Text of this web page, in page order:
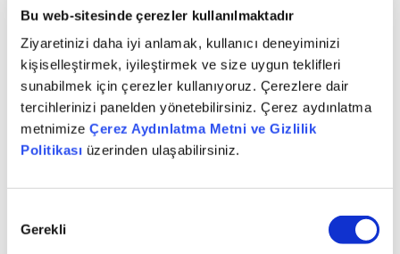
Bu web-sitesinde çerezler kullanılmaktadır
Ziyaretinizi daha iyi anlamak, kullanıcı deneyiminizi
kişiselleştirmek, iyileştirmek ve size uygun teklifleri
sunabilmek için çerezler kullanıyoruz. Çerezlere dair
tercihlerinizi panelden yönetebilirsiniz. Çerez aydınlatma
metnimize Çerez Aydınlatma Metni ve Gizlilik
Politikası üzerinden ulaşabilirsiniz.
Seçimi
Gerekli
ülkemizdeki hizmet ağını geliştirirken; New York ve
Londra’daki iştirakleri ile de uluslararası piyasalarda
Türkiye’nin yatırım elçiliğini yapmaya devam ediyor.
Hedeflerinin, kökleri sağlam, uluslararası piyasalarda
adından söz ettiren bir yapı kurmak olduğunu
vurgulayan ÜNLÜ & Co Yönetim Kurulu Başkanı ve
CEO’su Mahmut L. Ünlü, “Halka arzdan elde edilecek
geliri faaliyetlerimizin geliştirilmesi ve yeni yatırımlar için
sürdürecek, başarılı, lider, önder, girişimci ruhunu